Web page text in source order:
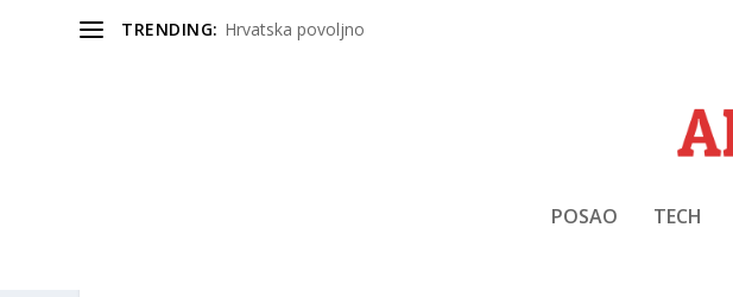
TRENDING: Hrvatska povoljno
POSAO TECH